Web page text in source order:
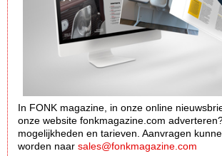
In FONK magazine, in onze online
onze website fonkmagazine.com
mogelijkheden en tarieven. Aanvragen
worden naar sales@fonkmagazine.com